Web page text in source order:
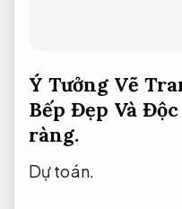
Ý Tưởng Vẽ
Bếp Đẹp Và
ràng.
Dự toán.